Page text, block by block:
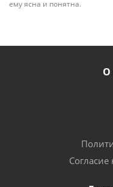
ему ясна и понятна.
О
Согласие